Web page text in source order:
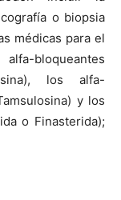
o biopsia
médicas para el
bloqueantes
los alfa-
y los
o Finasterida);